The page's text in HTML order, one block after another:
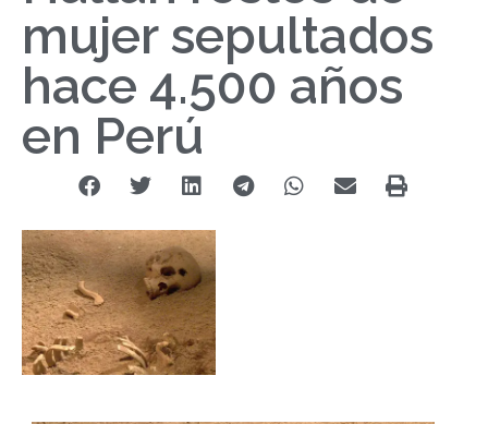
mujer sepultados
hace 4.500 años
en Perú